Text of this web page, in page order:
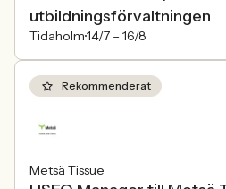
utbildningsförvaltningen
Tidaholm14/7 – 16/8
Rekommenderat
Metsä Tissue